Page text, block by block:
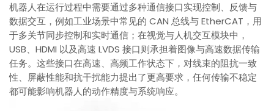
机器人在运行过程中需要通过多种通信接口实现控制、反馈与
数据交互，例如工业场景中常见的 CAN 总线与 EtherCAT，用
于多关节同步控制和实时通信；在视觉与人机交互模块中，
USB、HDMI 以及高速 LVDS 接口则承担着图像与高速数据传输
任务。这些接口在高速、高频工作状态下，对线束的阻抗一致
性、屏蔽性能和抗干扰能力提出了更高要求，任何传输不稳定
都可能影响机器人的动作精度与系统响应。